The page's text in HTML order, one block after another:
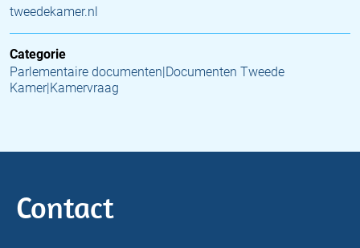
tweedekamer.nl
Categorie
Parlementaire documenten|Documenten Tweede
Kamer|Kamervraag
Contact